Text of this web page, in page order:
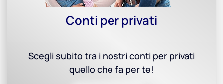
Conti per privati
Scegli subito tra i nostri conti per privati
quello che fa per te!